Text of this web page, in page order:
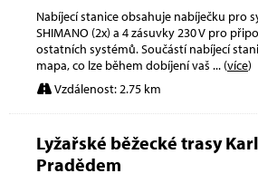
Nabíjecí stanice obsahuje nabíječku pro
SHIMANO (2x) a 4 zásuvky 230 V pro
ostatních systémů. Součástí nabíjecí
mapa, co lze během dobíjení vaš ... (více)
Vzdálenost: 2.75 km
Lyžařské běžecké trasy
Pradědem